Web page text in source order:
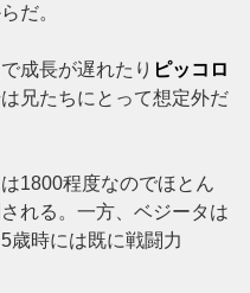
だ。
成長が遅れたり ピッコロ
兄たちにとって想定外だ
1800程度なのでほとん
れる。一方、ベジータは
歳時には既に戦闘力